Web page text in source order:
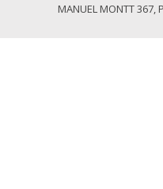
MANUEL MONTT 367,